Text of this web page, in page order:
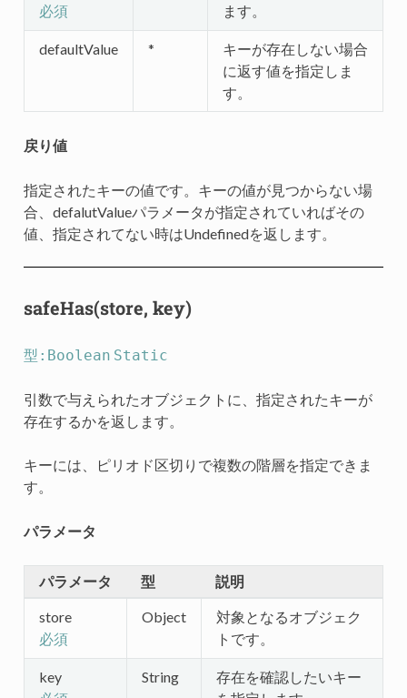
必須
ます。
defaultValue *
キーが存在しない場合
に返す値を指定しま
す。
戻り値
指定されたキーの値です。キーの値が見つからない場
合、defalutValueパラメータが指定されていればその
値、指定されてない時はUndefinedを返します。
safeHas(store, key)
型:Boolean Static
引数で与えられたオブジェクトに、指定されたキーが
存在するかを返します。
キーには、ピリオド区切りで複数の階層を指定できま
す。
パラメータ
パラメータ 型 説明
store
必須
Object
対象となるオブジェク
トです。
key
String
存在を確認したいキー